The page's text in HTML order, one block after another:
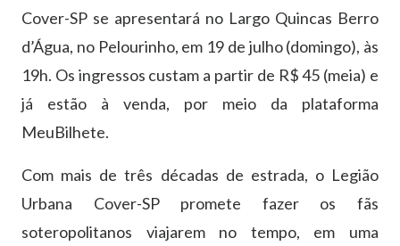
Cover-SP se apresentará no Largo Quincas Berro
d’Água, no Pelourinho, em 19 de julho (domingo), às
19h. Os ingressos custam a partir de R$ 45 (meia) e
já estão à venda, por meio da plataforma
MeuBilhete.
Com mais de três décadas de estrada, o Legião
Urbana Cover-SP promete fazer os fãs
soteropolitanos viajarem no tempo, em uma